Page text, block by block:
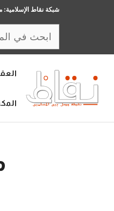
شبكة نقاط الإسلامية: